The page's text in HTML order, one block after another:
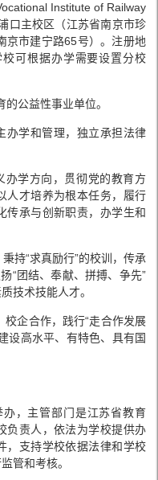
Institute of Railway
口主校区（江苏省南京市珍
京市建宁路65号）。注册地
可根据办学需要设置分校
育的公益性事业单位。
办学和管理，独立承担法律
办学方向，贯彻党的教育方
人才培养为根本任务，履行
传承与创新职责，办学生和
持“求真励行”的校训，传承
“团结、奉献、拼搏、争先”
素质技术技能人才。
校企合作，践行“走合作发展
设高水平、有特色、具有国
，主管部门是江苏省教育
负责人，依法为学校提供办
，支持学校依据法律和学校
行监管和考核。